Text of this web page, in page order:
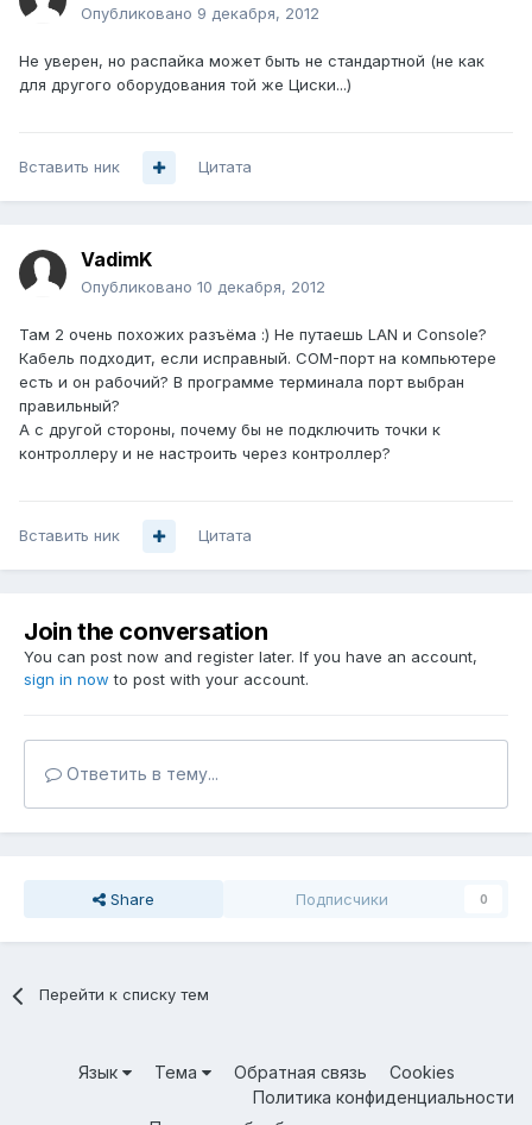
Опубликовано 9 декабря, 2012
Не уверен, но распайка может быть не стандартной (не как
для другого оборудования той же Циски...)
Вставить ник Цитата
VadimK
Опубликовано 10 декабря, 2012
Там 2 очень похожих разъёма :) Не путаешь LAN и Console?
Кабель подходит, если исправный. COM-порт на компьютере
есть и он рабочий? В программе терминала порт выбран
правильный?
А с другой стороны, почему бы не подключить точки к
контроллеру и не настроить через контроллер?
Вставить ник Цитата
Join the conversation
You can post now and register later. If you have an account,
sign in now to post with your account.
Ответить в тему...
Share Подписчики 0
Перейти к списку тем
Язык Тема Обратная связь
Cookies
Политика конфиденциальности